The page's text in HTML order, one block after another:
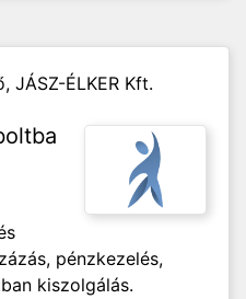
JÁSZ-ÉLKER Kft.
pénzkezelés,
kiszolgálás.